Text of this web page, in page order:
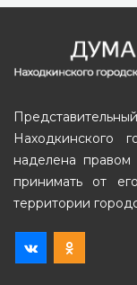
Находкинского
наделена правом
принимать от
территории